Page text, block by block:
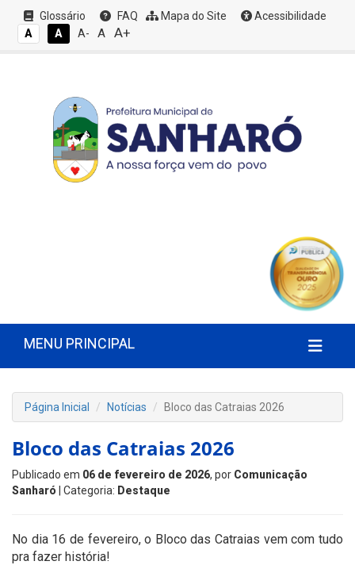
Glossário FAQ Mapa do Site
Acessibilidade
A
A A- A A+
MENU PRINCIPAL
Página Inicial Notícias Bloco das Catraias 2026
Bloco das Catraias 2026
Publicado em 06 de fevereiro de 2026, por Comunicação
Sanharó | Categoria: Destaque
No dia 16 de fevereiro, o Bloco das Catraias vem com tudo
pra fazer história!